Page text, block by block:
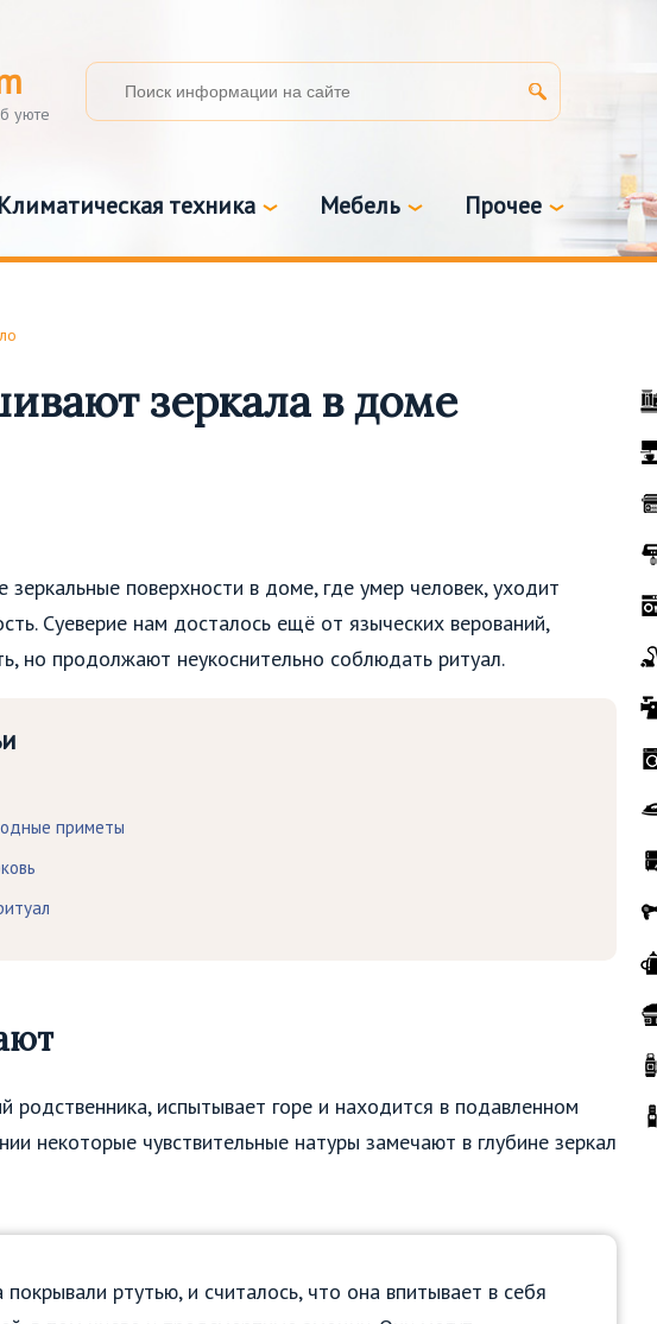
уюте
Климатическая техника Мебель Прочее
зеркала в доме
зеркальные поверхности в доме, где умер человек, уходит
Суеверие нам досталось ещё от языческих верований,
но продолжают неукоснительно соблюдать ритуал.
приметы
родственника, испытывает горе и находится в подавленном
некоторые чувствительные натуры замечают в глубине зеркал
покрывали ртутью, и считалось, что она впитывает в себя